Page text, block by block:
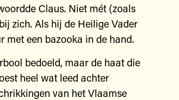
Claus. Niet mét (zoals
zich. Als hij de Heilige Vader
met een bazooka in de hand.
bedoeld, maar de haat die
heel wat leed achter
van het Vlaamse